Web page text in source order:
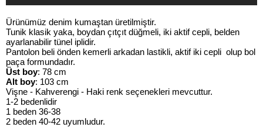
Ürünümüz denim kumaştan üretilmiştir.
Tunik klasik yaka, boydan çıtçıt düğmeli, iki aktif cepli, belden
ayarlanabilir tünel iplidir.
Pantolon beli önden kemerli arkadan lastikli, aktif iki cepli olup bol
paça formundadır.
Üst boy: 78 cm
Alt boy: 103 cm
Vişne - Kahverengi - Haki renk seçenekleri mevcuttur.
1-2 bedenlidir
1 beden 36-38
2 beden 40-42 uyumludur.